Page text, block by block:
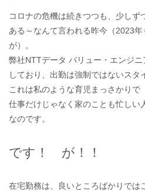
コロナの危機は続きつつも、少しず
ある～なんて言われる昨今（2023
が）。
弊社NTTデータ バリュー・エンジ
しており、出勤は強制ではないスタ
これは私のような育児まっさかりで
仕事だけじゃなく家のことも忙しい
なのです。
です！ が！！
在宅勤務は、良いところばかりでは